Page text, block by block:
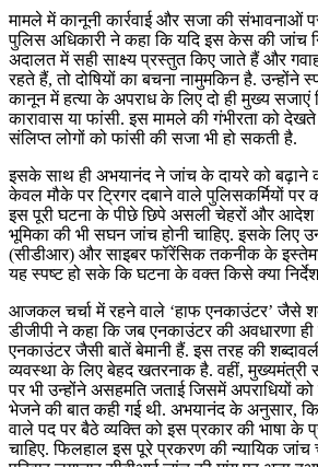
मामले में कानूनी कार्रवाई और सजा की संभावनाओं
पुलिस अधिकारी ने कहा कि यदि इस केस की जांच
अदालत में सही साक्ष्य प्रस्तुत किए जाते हैं और
रहते हैं, तो दोषियों का बचना नामुमकिन है. उन्होंने
कानून में हत्या के अपराध के लिए दो ही मुख्य सजाएं
कारावास या फांसी. इस मामले की गंभीरता को
संलिप्त लोगों को फांसी की सजा भी हो सकती है.
इसके साथ ही अभयानंद ने जांच के दायरे को बढ़ाने
केवल मौके पर ट्रिगर दबाने वाले पुलिसकर्मियों पर
इस पूरी घटना के पीछे छिपे असली चेहरों और आदेश
भूमिका की भी सघन जांच होनी चाहिए. इसके लिए
(सीडीआर) और साइबर फॉरेंसिक तकनीक के
यह स्पष्ट हो सके कि घटना के वक्त किसे क्या
आजकल चर्चा में रहने वाले ‘हाफ एनकाउंटर’ जैसे
डीजीपी ने कहा कि जब एनकाउंटर की अवधारणा
एनकाउंटर जैसी बातें बेमानी हैं. इस तरह की
व्यवस्था के लिए बेहद खतरनाक है. वहीं, मुख्यमंत्री
पर भी उन्होंने असहमति जताई जिसमें अपराधियों को
भेजने की बात कही गई थी. अभयानंद के अनुसार,
वाले पद पर बैठे व्यक्ति को इस प्रकार की भाषा के
चाहिए. फिलहाल इस पूरे प्रकरण की न्यायिक जांच